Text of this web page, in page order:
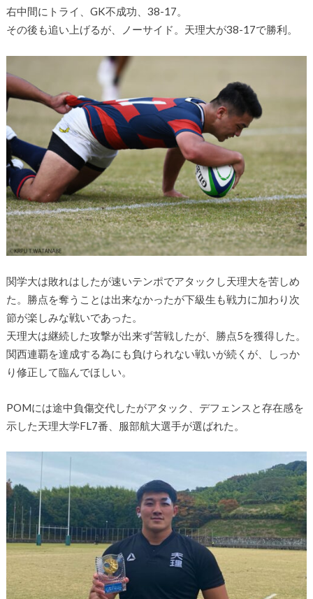
右中間にトライ、GK不成功、38-17。
その後も追い上げるが、ノーサイド。天理大が38-17で勝利。
関学大は敗れはしたが速いテンポでアタックし天理大を苦しめ
た。勝点を奪うことは出来なかったが下級生も戦力に加わり次
節が楽しみな戦いであった。
天理大は継続した攻撃が出来ず苦戦したが、勝点5を獲得した。
関西連覇を達成する為にも負けられない戦いが続くが、しっか
り修正して臨んでほしい。
POMには途中負傷交代したがアタック、デフェンスと存在感を
示した天理大学FL7番、服部航大選手が選ばれた。